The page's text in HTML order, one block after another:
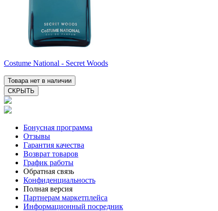
Costume National - Secret Woods
Товара нет в наличии
СКРЫТЬ
Бонусная программа
Отзывы
Гарантия качества
Возврат товаров
График работы
Обратная связь
Конфиденциальность
Полная версия
Партнерам маркетплейса
Информационный посредник